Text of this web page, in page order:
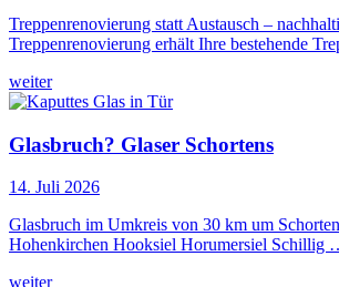
Treppenrenovierung statt Austausch –
Treppenrenovierung erhält Ihre bestehende
weiter
Glasbruch? Glaser Schortens
14. Juli 2026
Glasbruch im Umkreis von 30 km um
Hohenkirchen Hooksiel Horumersiel Schillig
weiter